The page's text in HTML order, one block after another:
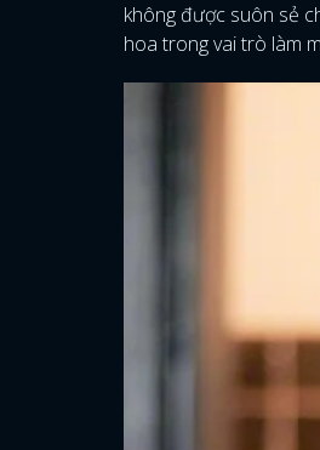
không được suôn sẻ
hoa trong vai trò làm